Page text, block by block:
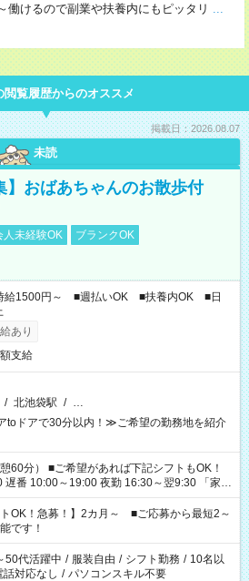
働けるので副業や扶養内にもピッタリ ...
閲覧履歴からのオススメ
掲載日：2026.08.07
未読
】おばあちゃんのお散歩付
人未経験OK
ブランクOK
給1500円～ ■週払いOK ■扶養内OK ■日
あり
支給
/ 北池袋駅 / …
toドアで30分以内！≫ご希望の勤務地を紹介
下記シフトもOK！
番 10:00～19:00 夜勤 16:30～翌9:30 「家族
い」 「余裕を持って夕飯の準備がしたい」
したくない」 など、ご希望を教えてください
事の勤務時間。 合計で週40時間を超える場
ん。
トOK！急募！】2カ月～ ■ご応募から最短2～
です！
50代活躍中 / 服装自由 / シフト勤務 / 10名以
話対応なし / パソコンスキル不要